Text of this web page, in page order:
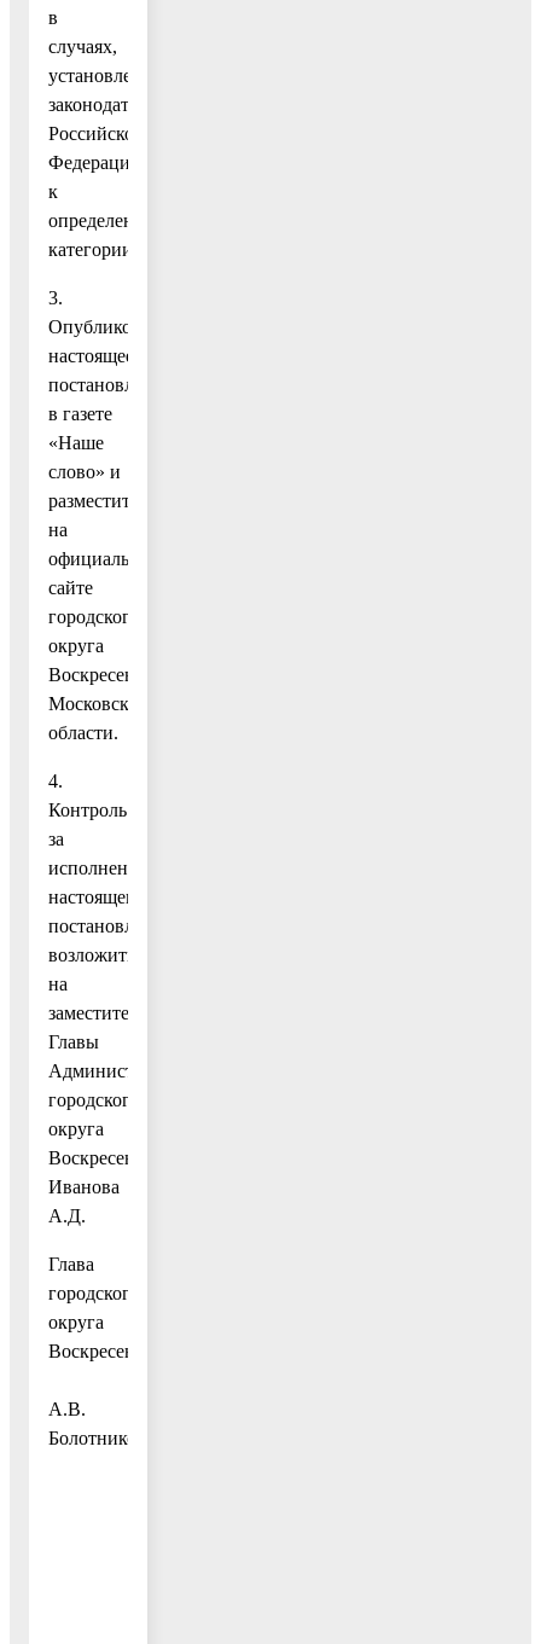
в
случаях,
установленных
законодательством
Российской
Федерации,
к
определенной
категории».
3.
Опубликовать
настоящее
постановление
в газете
«Наше
слово» и
разместить
на
официальном
сайте
городского
округа
Воскресенск
Московской
области.
4.
Контроль
за
исполнением
настоящего
постановления
возложить
на
заместителя
Главы
Администрации
городского
округа
Воскресенск
Иванова
А.Д.
Глава
городского
округа
Воскресенск
А.В.
Болотников